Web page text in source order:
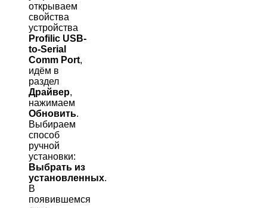
открываем
свойства
устройства
Profilic USB-
to-Serial
Comm Port,
идём в
раздел
Драйвер,
нажимаем
Обновить.
Выбираем
способ
ручной
установки:
Выбрать из
установленных.
В
появившемся